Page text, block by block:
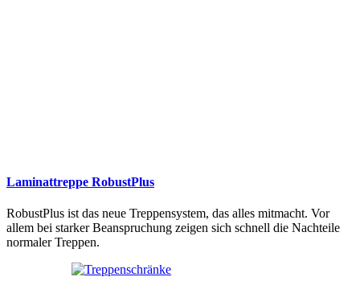
Laminattreppe RobustPlus
RobustPlus ist das neue Treppensystem, das alles mitmacht. Vor
allem bei starker Beanspruchung zeigen sich schnell die Nachteile
normaler Treppen.